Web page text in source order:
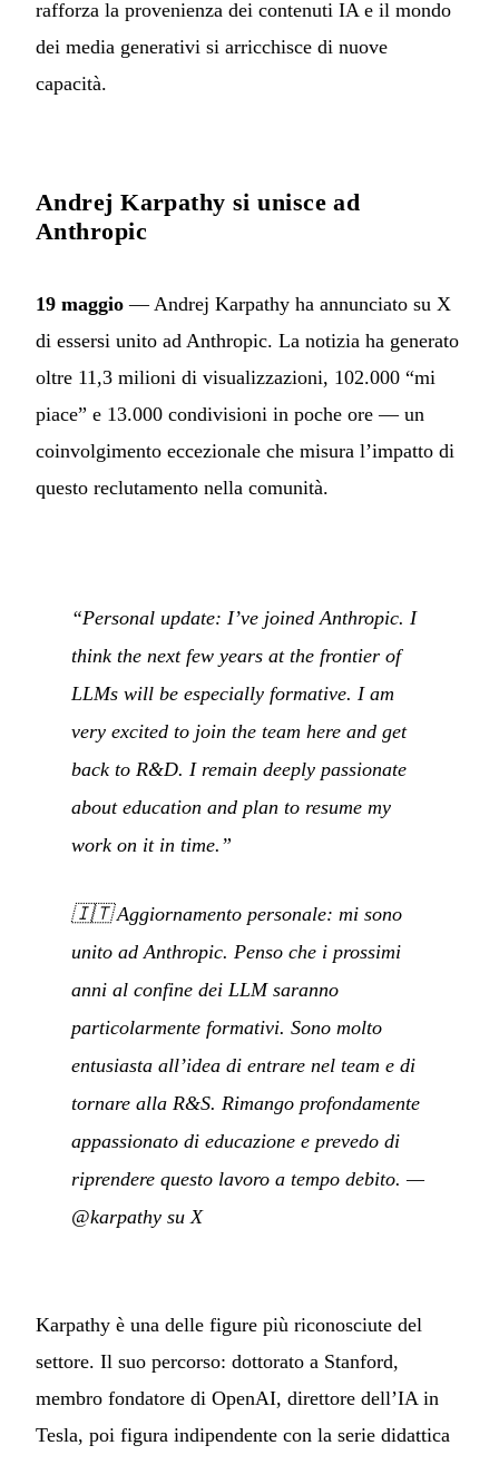
rafforza la provenienza dei contenuti IA e il mondo
dei media generativi si arricchisce di nuove
capacità.
Andrej Karpathy si unisce ad
Anthropic
19 maggio — Andrej Karpathy ha annunciato su X
di essersi unito ad Anthropic. La notizia ha generato
oltre 11,3 milioni di visualizzazioni, 102.000 “mi
piace” e 13.000 condivisioni in poche ore — un
coinvolgimento eccezionale che misura l’impatto di
questo reclutamento nella comunità.
“Personal update: I’ve joined Anthropic. I
think the next few years at the frontier of
LLMs will be especially formative. I am
very excited to join the team here and get
back to R&D. I remain deeply passionate
about education and plan to resume my
work on it in time.”
🇮🇹Aggiornamento personale: mi sono
unito ad Anthropic. Penso che i prossimi
anni al confine dei LLM saranno
particolarmente formativi. Sono molto
entusiasta all’idea di entrare nel team e di
tornare alla R&S. Rimango profondamente
appassionato di educazione e prevedo di
riprendere questo lavoro a tempo debito. —
@karpathy su X
Karpathy è una delle figure più riconosciute del
settore. Il suo percorso: dottorato a Stanford,
membro fondatore di OpenAI, direttore dell’IA in
Tesla, poi figura indipendente con la serie didattica